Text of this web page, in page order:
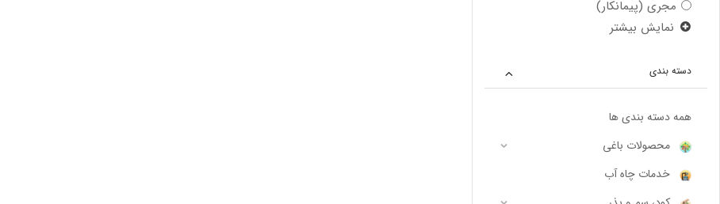
مجری (پیمانکار)
نمایش بیشتر
دسته بندی
همه دسته بندی ها
محصولات باغی
خدمات چاه آب